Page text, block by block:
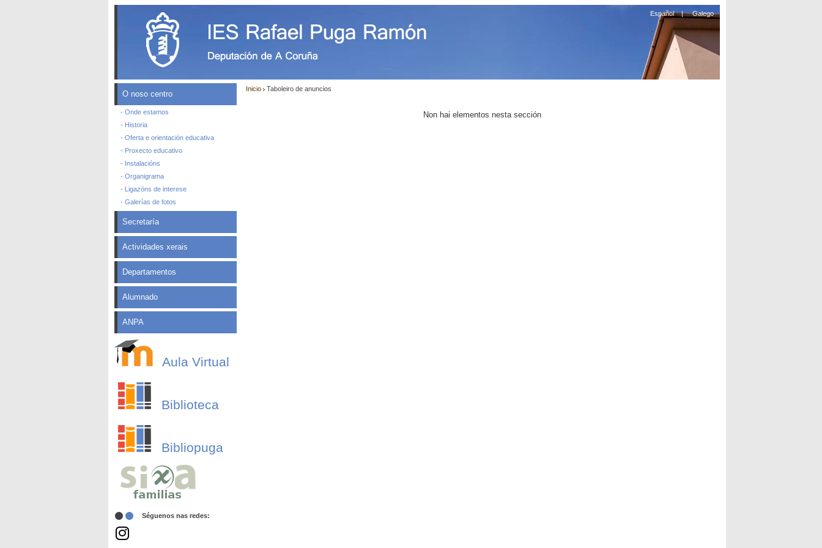
Español|Galego
O noso centro
- Onde estamos
- Historia
- Oferta e orientación educativa
- Proxecto educativo
- Instalacións
- Organigrama
- Ligazóns de interese
- Galerías de fotos
Secretaría
Actividades xerais
Departamentos
Alumnado
ANPA
Aula Virtual
Biblioteca
Bibliopuga
Séguenos nas redes:
Inicio Taboleiro de anuncios
Non hai elementos nesta sección